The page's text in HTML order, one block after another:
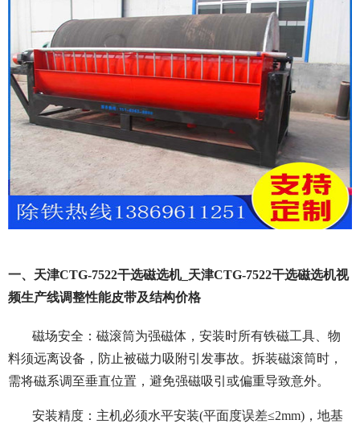
一、天津CTG-7522干选磁选机_天津CTG-7522干选磁选机视
频生产线调整性能皮带及结构价格
磁场安全：磁滚筒为强磁体，安装时所有铁磁工具、物
料须远离设备，防止被磁力吸附引发事故。拆装磁滚筒时，
需将磁系调至垂直位置，避免强磁吸引或偏重导致意外。
安装精度：主机必须水平安装(平面度误差≤2mm)，地基